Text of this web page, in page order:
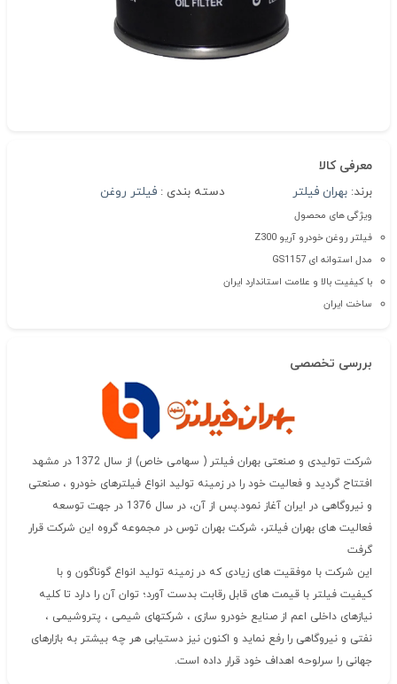
معرفی کالا
برند: بهران فیلتر دسته بندی : فیلتر روغن
ویژگی های محصول
فیلتر روغن خودرو آریو Z300
مدل استوانه ای GS1157
با کیفیت بالا و علامت استاندارد ایران
ساخت ایران
بررسی تخصصی
شرکت تولیدی و صنعتی بهران فیلتر ( سهامی خاص) از سال 1372 در مشهد
افتتاح گردید و فعالیت خود را در زمینه تولید انواع فیلترهای خودرو ، صنعتی
و نیروگاهی در ایران آغاز نمود.پس از آن، در سال 1376 در جهت توسعه
فعالیت های بهران فیلتر، شرکت بهران توس در مجموعه گروه این شرکت قرار
گرفت
این شرکت با موفقیت های زیادی که در زمینه تولید انواع گوناگون و با
کیفیت فیلتر با قیمت های قابل رقابت بدست آورد؛ توان آن را دارد تا کلیه
نیازهای داخلی اعم از صنایع خودرو سازی ، شرکتهای شیمی ، پتروشیمی ،
نفتی و نیروگاهی را رفع نماید و اکنون نیز دستیابی هر چه بیشتر به بازارهای
جهانی را سرلوحه اهداف خود قرار داده است.